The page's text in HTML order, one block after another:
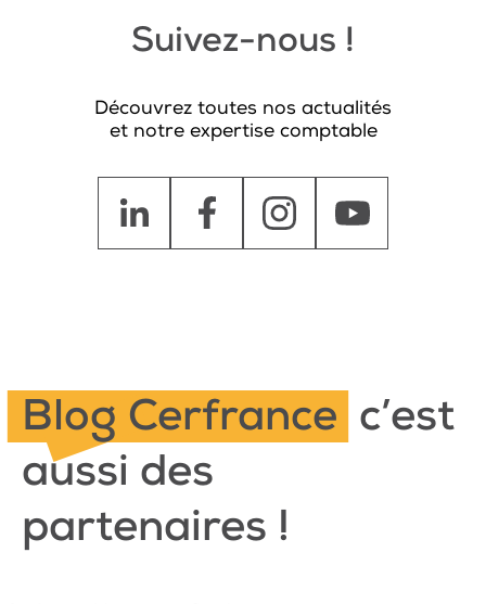
Suivez-nous !
Découvrez toutes nos actualités
et notre expertise comptable
Blog Cerfrance c’est
aussi des
partenaires !